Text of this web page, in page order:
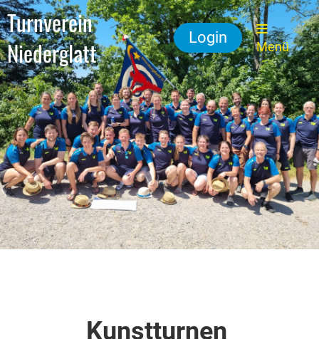
Turnverein
Niederglatt
Login
Menü
Kunstturnen